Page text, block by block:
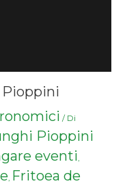
Pioppini
/ Di
Pioppini
eventi,
, Fritoea de